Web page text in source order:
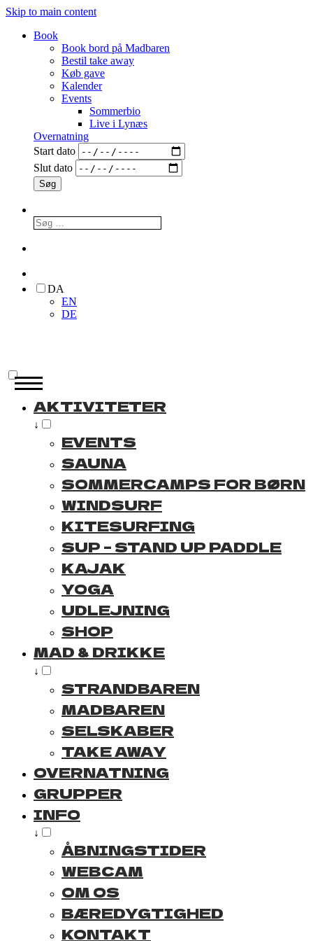
Skip to main content
Book
Book bord på Madbaren
Bestil take away
Køb gave
Kalender
Events
Sommerbio
Live i Lynæs
Overnatning
Start dato
Slut dato
DA
EN
DE
AKTIVITETER
↓
EVENTS
SAUNA
SOMMERCAMPS FOR BØRN
WINDSURF
KITESURFING
SUP – STAND UP PADDLE
KAJAK
YOGA
UDLEJNING
SHOP
MAD & DRIKKE
↓
STRANDBAREN
MADBAREN
SELSKABER
TAKE AWAY
OVERNATNING
GRUPPER
INFO
↓
ÅBNINGSTIDER
WEBCAM
OM OS
BÆREDYGTIGHED
KONTAKT